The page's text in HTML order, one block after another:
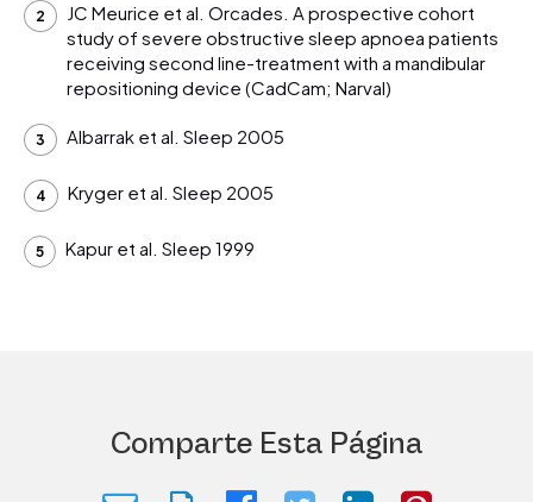
JC Meurice et al. Orcades. A prospective cohort
study of severe obstructive sleep apnoea patients
receiving second line-treatment with a mandibular
repositioning device (CadCam; Narval)
Albarrak et al. Sleep 2005
Kryger et al. Sleep 2005
Kapur et al. Sleep 1999
Comparte Esta Página